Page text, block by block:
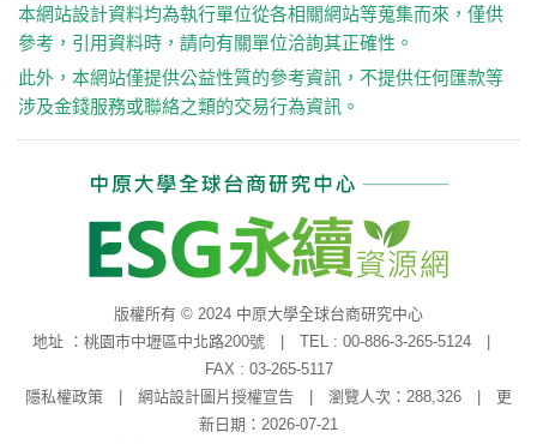
本網站設計資料均為執行單位從各相關網站等蒐集而來，僅供
參考，引用資料時，請向有關單位洽詢其正確性。
此外，本網站僅提供公益性質的參考資訊，不提供任何匯款等
涉及金錢服務或聯絡之類的交易行為資訊。
版權所有 © 2024 中原大學全球台商研究中心
地址 ：桃園市中壢區中北路200號 | TEL : 00-886-3-265-5124 |
FAX : 03-265-5117
隱私權政策
網站設計圖片授權宣告 | 瀏覽人次：288,326 | 更
新日期：2026-07-21